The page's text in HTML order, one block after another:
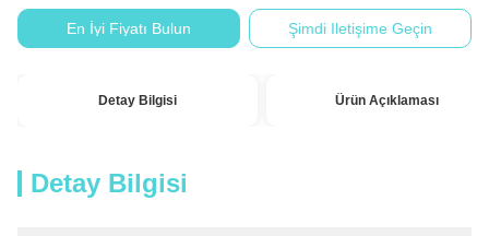
En İyi Fiyatı Bulun Şimdi Iletişime Geçin
Detay Bilgisi Ürün Açıklaması
Detay Bilgisi